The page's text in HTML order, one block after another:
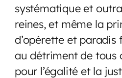
systématique et
reines, et même la
d’opérette et paradis
au détriment de tous
pour l’égalité et la